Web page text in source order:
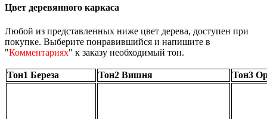
Цвет деревянного каркаса
Любой из представленных ниже цвет дерева, доступен при
покупке. Выберите понравившийся и напишите в
"Комментариях" к заказу необходимый тон.
Тон1 Береза Тон2 Вишня Тон3